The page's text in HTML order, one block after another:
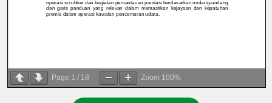
Page 1 / 18 Zoom 100%